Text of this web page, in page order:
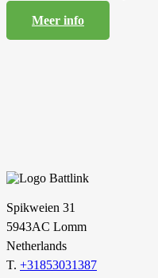
Meer info
Spikweien 31
5943AC Lomm
Netherlands
T. +31853031387